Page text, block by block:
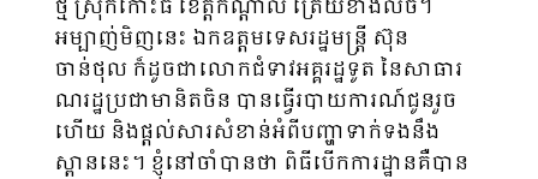
ថ្មី ស្រុកកោះធំ ខេត្តកណ្តាល ត្រើយ​ខាងលិច។
អម្បាញ់មិញនេះ ឯកឧត្តមទេសរដ្ឋមន្រ្តី ស៊ុន
ចាន់ថុល ក៏ដូចជាលោកជំទាវអគ្គរដ្ឋទូត នៃ​សាធារ​
ណរដ្ឋប្រជាមានិតចិន បានធ្វើរបាយការណ៍ជូនរួច
ហើយ និងផ្តល់សារសំខាន់អំពីបញ្ហាទាក់ទងនឹង​
ស្ពាននេះ។ ខ្ញុំនៅចាំបានថា ពិធីបើកការដ្ឋានគឺបាន